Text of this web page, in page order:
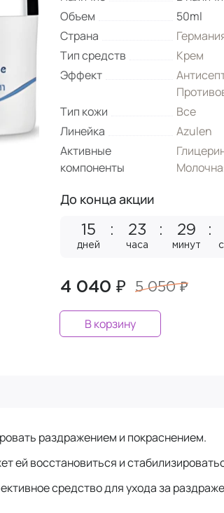
Объем
50ml
Страна
Тип средств
Крем
Эффект
Тип кожи
Все
Линейка
Azulen
Активные
компоненты
До конца акции
15
дней
23
часа
29
минут
4 040 ₽ 5 050 ₽
В корзину
раздражением и покраснением.
ей восстановиться и
средство для ухода за